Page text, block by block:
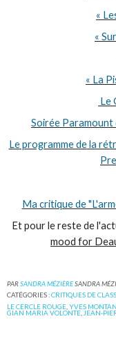
«
«
« La
Le
Soirée Paramount
Le programme de la
Ma critique de
Et pour le reste de
mood for
PARSANDRA MÉZIÈRESANDRA
CATÉGORIES :CRITIQUES DE
LE CERCLE ROUGE ,YVES
GIAN MARIA VOLONTE JEAN-